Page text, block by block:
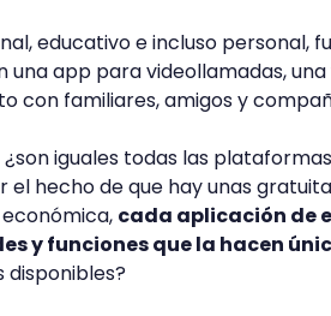
educativo e incluso personal,
una app para videollamadas,
con familiares, amigos y
¿son iguales todas las
el hecho de que hay unas
cada aplicación de
y funciones que la hacen
disponibles?